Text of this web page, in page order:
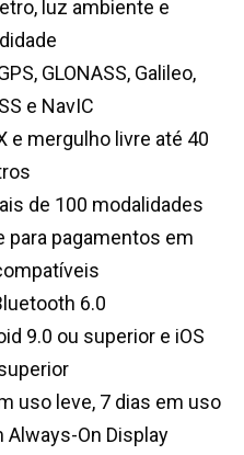
luz ambiente e
GLONASS, Galileo,
e NavIC
e mergulho livre até 40
de 100 modalidades
para pagamentos em
6.0
9.0 ou superior e iOS
uso leve, 7 dias em uso
On Display